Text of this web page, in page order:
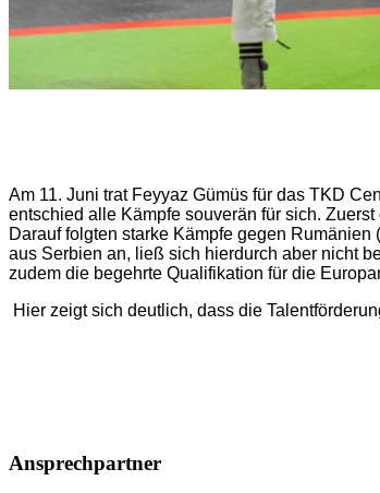
Am 11. Juni trat Feyyaz Gümüs für das TKD
entschied alle Kämpfe souverän für sich.
Darauf folgten starke Kämpfe gegen
aus Serbien an, ließ sich hierdurch aber nicht
zudem die begehrte Qualifikation für die
Hier zeigt sich deutlich, dass die
Ansprechpartner